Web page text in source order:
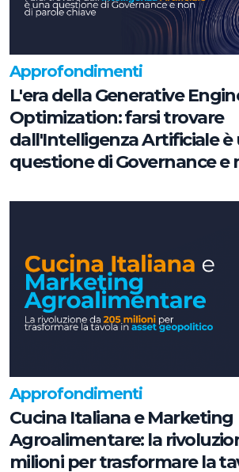
Approfondimenti
L'era della Generative
Optimization: farsi trovare
dall'Intelligenza Artificiale è
questione di Governance e
Approfondimenti
Cucina Italiana e Marketing
Agroalimentare: la
milioni per trasformare la